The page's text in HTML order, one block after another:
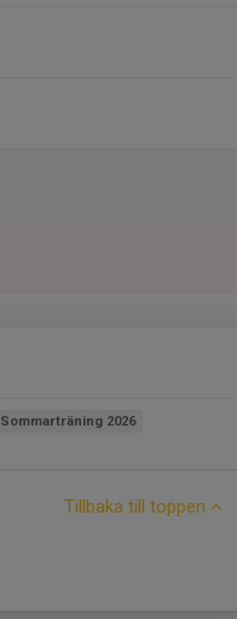
Sommarträning 2026
Tillbaka till toppen